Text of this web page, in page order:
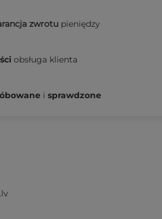
zwrotu pieniędzy
obsługa klienta
i sprawdzone